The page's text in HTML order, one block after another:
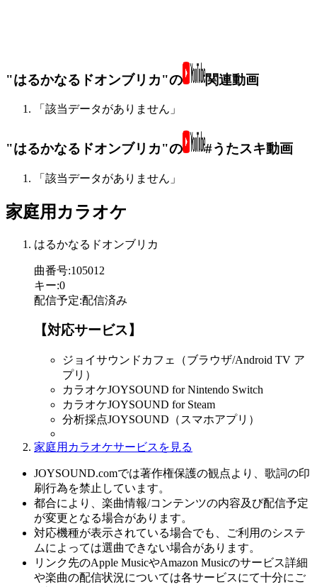
"はるかなるドオンブリカ"の 関連動画
「該当データがありません」
"はるかなるドオンブリカ"の #うたスキ動画
「該当データがありません」
家庭用カラオケ
はるかなるドオンブリカ
曲番号:105012
キー:0
配信予定:配信済み
【対応サービス】
ジョイサウンドカフェ（ブラウザ/Android TV ア
プリ）
カラオケJOYSOUND for Nintendo Switch
カラオケJOYSOUND for Steam
分析採点JOYSOUND（スマホアプリ）
家庭用カラオケサービスを見る
JOYSOUND.comでは著作権保護の観点より、歌詞の印
刷行為を禁止しています。
都合により、楽曲情報/コンテンツの内容及び配信予定
が変更となる場合があります。
対応機種が表示されている場合でも、ご利用のシステ
ムによっては選曲できない場合があります。
リンク先のApple MusicやAmazon Musicのサービス詳細
や楽曲の配信状況については各サービスにて十分にご